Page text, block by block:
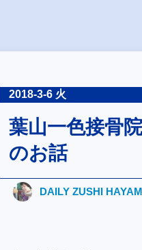
2018-3-6 火
葉山一色接骨
のお話
DAILY ZUSHI